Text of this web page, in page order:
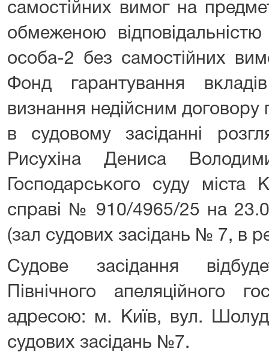
самостійних вимог на
обмеженою
особа-2 без самостійних
Фонд гарантування
визнання недійсним договору
в судовому засіданні
Рисухіна Дениса
Господарського суду
справі № 910/4965/25 на
(зал судових засідань № 7, в
Судове засідання
Північного апеляційного
адресою: м. Київ, вул.
судових засідань №7.